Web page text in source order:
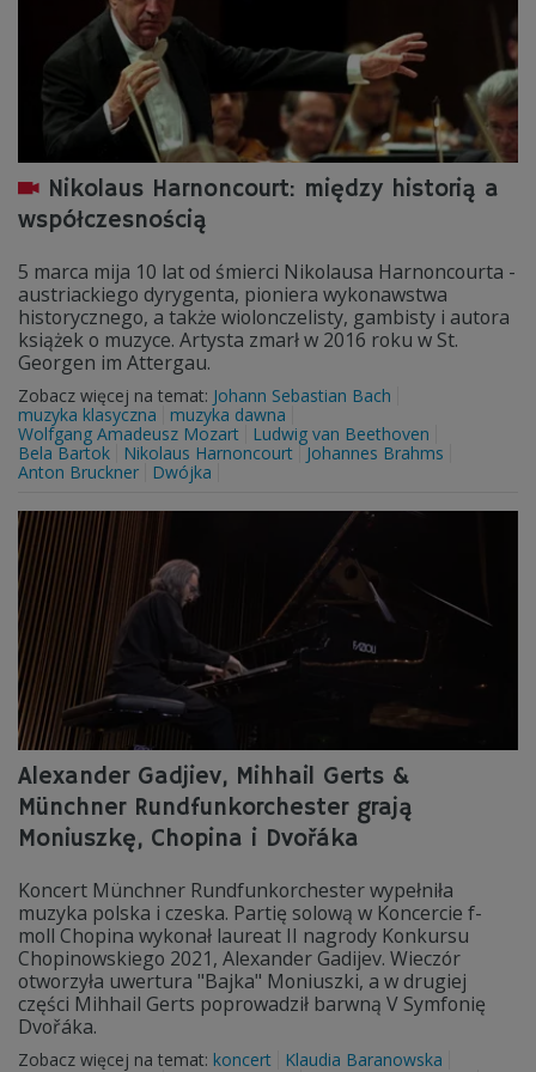
Nikolaus Harnoncourt: między historią a
współczesnością
5 marca mija 10 lat od śmierci Nikolausa Harnoncourta -
austriackiego dyrygenta, pioniera wykonawstwa
historycznego, a także wiolonczelisty, gambisty i autora
książek o muzyce. Artysta zmarł w 2016 roku w St.
Georgen im Attergau.
Zobacz więcej na temat: Johann Sebastian Bach
muzyka klasyczna
muzyka dawna
Wolfgang Amadeusz Mozart
Ludwig van Beethoven
Bela Bartok
Nikolaus Harnoncourt
Johannes Brahms
Anton Bruckner
Dwójka
Alexander Gadjiev, Mihhail Gerts &
Münchner Rundfunkorchester grają
Moniuszkę, Chopina i Dvořáka
Koncert Münchner Rundfunkorchester wypełniła
muzyka polska i czeska. Partię solową w Koncercie f-
moll Chopina wykonał laureat II nagrody Konkursu
Chopinowskiego 2021, Alexander Gadijev. Wieczór
otworzyła uwertura "Bajka" Moniuszki, a w drugiej
części Mihhail Gerts poprowadził barwną V Symfonię
Dvořáka.
Zobacz więcej na temat: koncert
Klaudia Baranowska